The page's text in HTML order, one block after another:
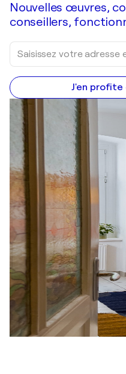
Nouvelles œuvres,
conseillers,
J'en profite